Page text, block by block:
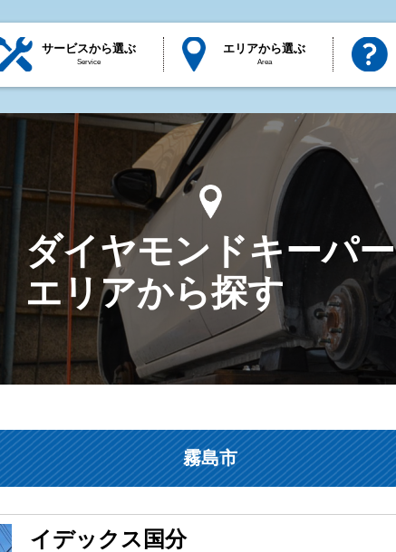
サービスから選ぶ
Service
エリアから選ぶ
Area
ダイヤモンドキーパー
エリアから探す
霧島市
イデックス国分